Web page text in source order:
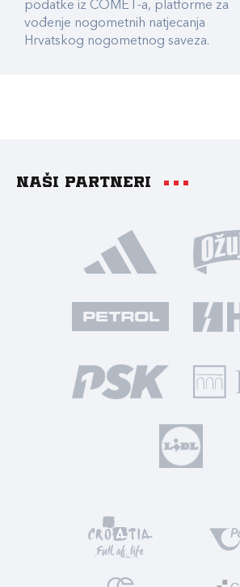
podatke iz COMET-a, platforme za
vođenje nogometnih natjecanja
Hrvatskog nogometnog saveza.
Naši partneri